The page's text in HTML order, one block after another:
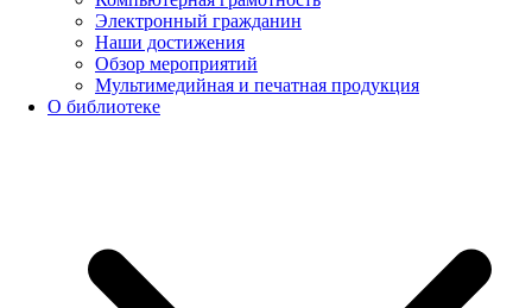
Электронный гражданин
Наши достижения
Обзор мероприятий
Мультимедийная и печатная продукция
О библиотеке